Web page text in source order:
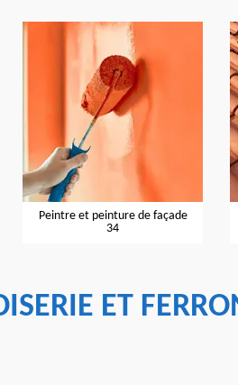
Peintre et peinture de façade
34
ET